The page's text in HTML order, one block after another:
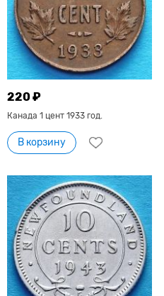
220 ₽
Канада 1 цент 1933 год.
В корзину